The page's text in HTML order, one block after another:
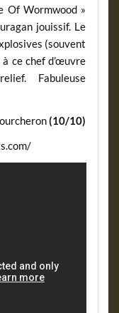
Of Wormwood »
jouissif. Le
(souvent
à ce chef d’œuvre
Fabuleuse
(10/10)